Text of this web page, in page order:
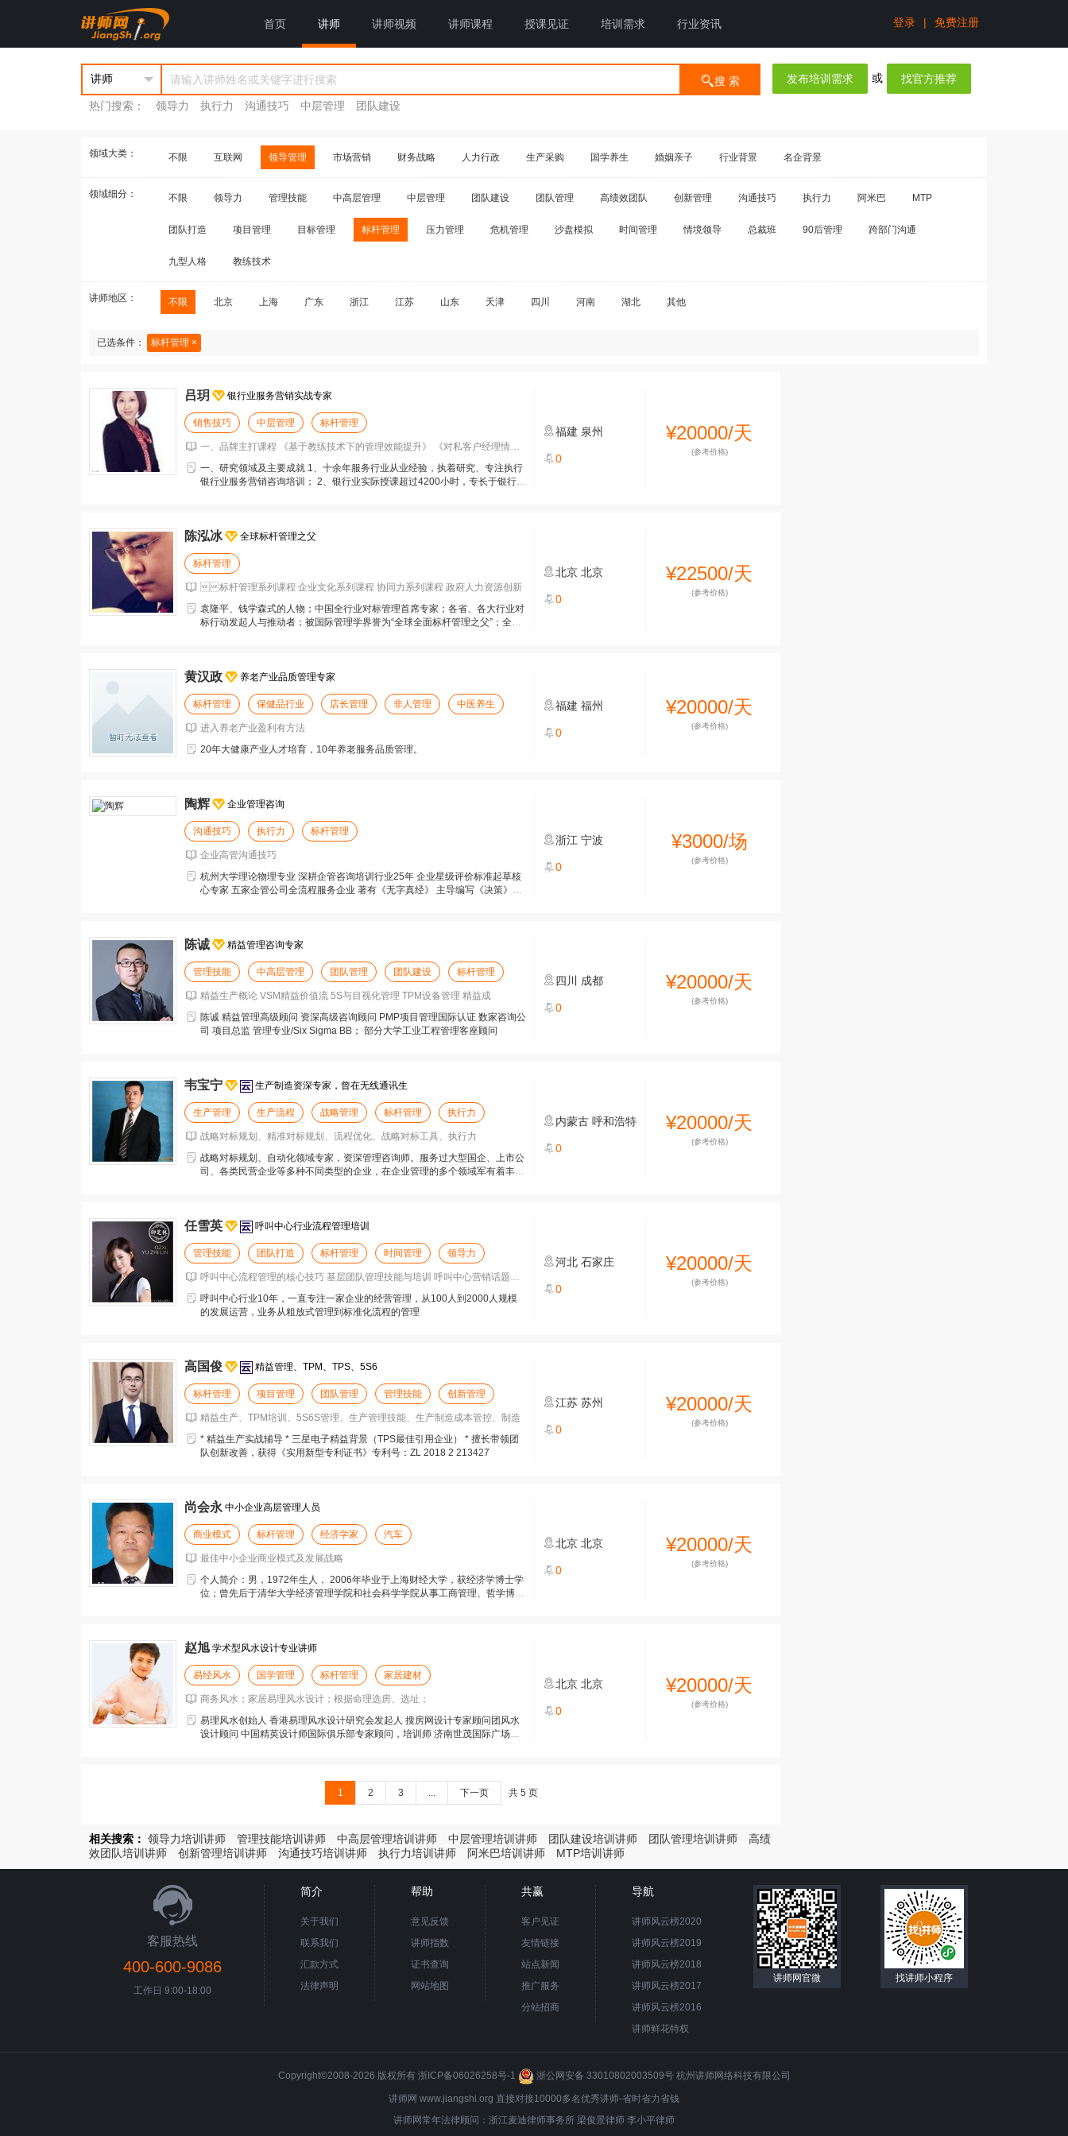
首页 讲师 讲师视频 讲师课程 授课见证 培训需求 行业资讯 登录 | 免费注册
搜 索
热门搜索：
领导力 执行力 沟通技巧 中层管理 团队建设
发布培训需求 或 找官方推荐
领域大类： 不限 互联网 领导管理 市场营销 财务战略 人力行政 生产采购 国学养生 婚姻亲子 行业背景 名企背景
领域细分： 不限 领导力 管理技能 中高层管理 中层管理 团队建设 团队管理 高绩效团队 创新管理 沟通技巧 执行力 阿米巴 MTP
团队打造 项目管理 目标管理 标杆管理 压力管理 危机管理 沙盘模拟 时间管理 情境领导 总裁班 90后管理 跨部门沟通
九型人格 教练技术
讲师地区： 不限 北京 上海 广东 浙江 江苏 山东 天津 四川 河南 湖北 其他
已选条件： 标杆管理 ×
吕玥 银行业服务营销实战专家
销售技巧 中层管理 标杆管理
一、品牌主打课程 《基于教练技术下的管理效能提升》 《对私客户经理情境销
一、研究领域及主要成就 1、十余年服务行业从业经验，执着研究、专注执行
银行业服务营销咨询培训； 2、银行业实际授课超过4200小时，专长于银行网
福建 泉州
0
¥20000/天
(参考价格)
陈泓冰 全球标杆管理之父
标杆管理
标杆管理系列课程 企业文化系列课程 协同力系列课程 政府人力资源创新
袁隆平、钱学森式的人物；中国全行业对标管理首席专家；各省、各大行业对
标行动发起人与推动者；被国际管理学界誉为“全球全面标杆管理之父”；全面
北京 北京
0
¥22500/天
(参考价格)
黄汉政 养老产业品质管理专家
标杆管理 保健品行业 店长管理 非人管理 中医养生
进入养老产业盈利有方法
20年大健康产业人才培育，10年养老服务品质管理。
福建 福州
0
¥20000/天
(参考价格)
陶辉 企业管理咨询
沟通技巧 执行力 标杆管理
企业高管沟通技巧
杭州大学理论物理专业 深耕企管咨询培训行业25年 企业星级评价标准起草核
心专家 五家企管公司全流程服务企业 著有《无字真经》 主导编写《决策》
浙江 宁波
0
¥3000/场
(参考价格)
陈诚 精益管理咨询专家
管理技能 中高层管理 团队管理 团队建设 标杆管理
精益生产概论 VSM精益价值流 5S与目视化管理 TPM设备管理 精益成
陈诚 精益管理高级顾问 资深高级咨询顾问 PMP项目管理国际认证 数家咨询公
司 项目总监 管理专业/Six Sigma BB； 部分大学工业工程管理客座顾问
四川 成都
0
¥20000/天
(参考价格)
韦宝宁 生产制造资深专家，曾在无线通讯生
生产管理 生产流程 战略管理 标杆管理 执行力
战略对标规划、精准对标规划、流程优化、战略对标工具、执行力
战略对标规划、自动化领域专家，资深管理咨询师。服务过大型国企、上市公
司、各类民营企业等多种不同类型的企业，在企业管理的多个领域军有着丰富
内蒙古 呼和浩特
0
¥20000/天
(参考价格)
任雪英 呼叫中心行业流程管理培训
管理技能 团队打造 标杆管理 时间管理 领导力
呼叫中心流程管理的核心技巧 基层团队管理技能与培训 呼叫中心营销话题的提
呼叫中心行业10年，一直专注一家企业的经营管理，从100人到2000人规模
的发展运营，业务从粗放式管理到标准化流程的管理
河北 石家庄
0
¥20000/天
(参考价格)
高国俊 精益管理、TPM、TPS、5S6
标杆管理 项目管理 团队管理 管理技能 创新管理
精益生产、TPM培训、5S6S管理、生产管理技能、生产制造成本管控、制造
* 精益生产实战辅导 * 三星电子精益背景（TPS最佳引用企业） * 擅长带领团
队创新改善，获得《实用新型专利证书》专利号：ZL 2018 2 213427
江苏 苏州
0
¥20000/天
(参考价格)
尚会永 中小企业高层管理人员
商业模式 标杆管理 经济学家 汽车
最佳中小企业商业模式及发展战略
个人简介：男，1972年生人， 2006年毕业于上海财经大学，获经济学博士学
位；曾先后于清华大学经济管理学院和社会科学学院从事工商管理、哲学博士
北京 北京
0
¥20000/天
(参考价格)
赵旭 学术型风水设计专业讲师
易经风水 国学管理 标杆管理 家居建材
商务风水；家居易理风水设计；根据命理选房、选址；
易理风水创始人 香港易理风水设计研究会发起人 搜房网设计专家顾问团风水
设计顾问 中国精英设计师国际俱乐部专家顾问，培训师 济南世茂国际广场风
北京 北京
0
¥20000/天
(参考价格)
1 2 3 ... 下一页 共 5 页
相关搜索： 领导力培训讲师 管理技能培训讲师 中高层管理培训讲师 中层管理培训讲师 团队建设培训讲师 团队管理培训讲师
高绩
效团队培训讲师
创新管理培训讲师 沟通技巧培训讲师 执行力培训讲师 阿米巴培训讲师 MTP培训讲师
客服热线
400-600-9086
工作日 9:00-18:00
简介
关于我们
联系我们
汇款方式
法律声明
帮助
意见反馈
讲师指数
证书查询
网站地图
共赢
客户见证
友情链接
站点新闻
推广服务
分站招商
导航
讲师风云榜2020
讲师风云榜2019
讲师风云榜2018
讲师风云榜2017
讲师风云榜2016
讲师鲜花特权
讲师网官微 找讲师小程序
Copyright©2008-2026 版权所有 浙ICP备06026258号-1 浙公网安备 33010802003509号 杭州讲师网络科技有限公司
讲师网 www.jiangshi.org 直接对接10000多名优秀讲师-省时省力省钱
讲师网常年法律顾问：浙江麦迪律师事务所 梁俊景律师 李小平律师